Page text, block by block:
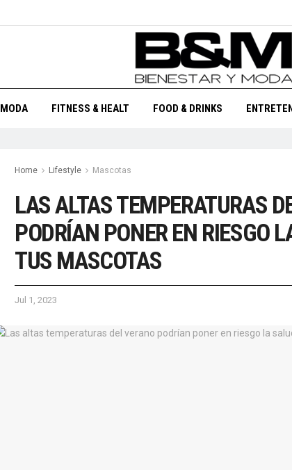
MODA FITNESS & HEALT FOOD & DRINKS
Home Lifestyle Mascotas
LAS ALTAS TEMPERATURAS
PODRÍAN PONER EN RIESGO
TUS MASCOTAS
Jul 1, 2023